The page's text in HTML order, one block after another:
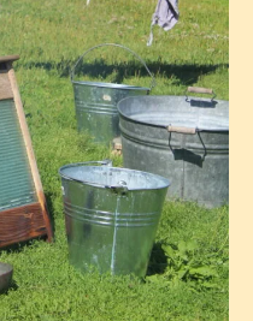
Vaellusreitti
Saavutettavuus
Kestävä kehitys
Turvallisuus
Yhteystiedot
Varaa tilat
Jarl Hemmer
Rakennukset
Rakennusperintö
Museokokoelmat
Museopedagogiikka
Käsityö
Projektit
YSTÄVÄT
Markkinat
Vuosikertomukset
Vuoden Gunnar